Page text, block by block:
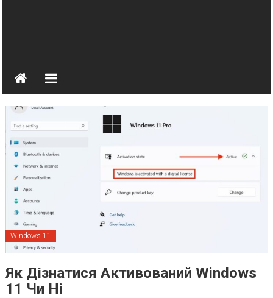
Windows 11
Як Дізнатися Активований Windows
11 Чи Ні